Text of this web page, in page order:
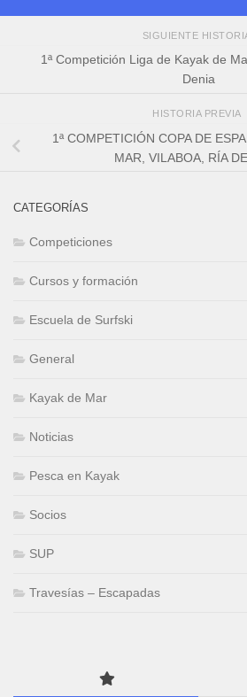
SIGUIENTE
1ª Competición Liga de Kayak de
Denia
HISTORIA PREVIA
1ª COMPETICIÓN COPA DE
MAR, VILABOA, RÍA
CATEGORÍAS
Competiciones
Cursos y formación
Escuela de Surfski
General
Kayak de Mar
Noticias
Pesca en Kayak
Socios
SUP
Travesías – Escapadas